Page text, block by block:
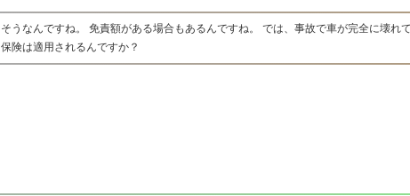
そうなんですね。 免責額がある場合もあるんですね。 では、事故で車が完全に壊れ
保険は適用されるんですか？